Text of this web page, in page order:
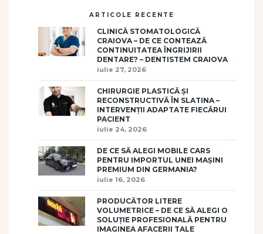
ARTICOLE RECENTE
CLINICĂ STOMATOLOGICĂ
CRAIOVA – DE CE CONTEAZĂ
CONTINUITATEA ÎNGRIJIRII
DENTARE? – DENTISTEM CRAIOVA
iulie 27, 2026
CHIRURGIE PLASTICĂ ȘI
RECONSTRUCTIVĂ ÎN SLATINA –
INTERVENȚII ADAPTATE FIECĂRUI
PACIENT
iulie 24, 2026
DE CE SĂ ALEGI MOBILE CARS
PENTRU IMPORTUL UNEI MAȘINI
PREMIUM DIN GERMANIA?
iulie 16, 2026
PRODUCĂTOR LITERE
VOLUMETRICE – DE CE SĂ ALEGI O
SOLUȚIE PROFESIONALĂ PENTRU
IMAGINEA AFACERII TALE